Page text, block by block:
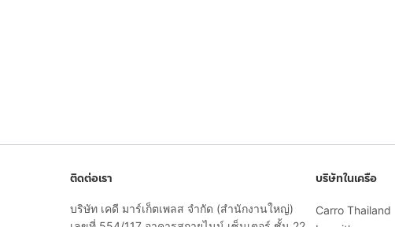
ติดต่อเรา
บริษัท เคดี มาร์เก็ตเพลส จำกัด (สำนักงานใหญ่)
บริษัทในเครือ
Carro Thailand